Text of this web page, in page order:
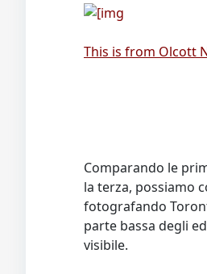
This is from Olcott
Comparando le
la terza, possiamo
fotografando
parte bassa degli
visibile.